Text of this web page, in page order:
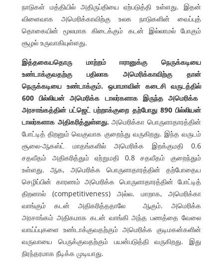
நாடுகள் மத்தியில் அதிருப்தியை ஏற்படுத்தி உள்ளது. இதன்
விளைவாக அமெரிக்காவிற்கு உலக நாடுகளின் வைப்புத்
தொகையின் மூலமாக கிடைக்கும் கடன் இல்லாமல் போகும்
சூழல் உருவாகியுள்ளது.
இத்தகையதொரு மாற்றம் ஈரானுக்கு
நெருக்கடியை
உண்டாக்குவதற்கு
பதிலாக அமெரிக்காவிற்கு
தான்
நெருக்கடியை உண்டாக்கும். ஒபாமாவின் கடைசி வருடத்தில்
600பில்லியன் அமெரிக்க டாலர்களாக இருந்த அமெரிக்க
அரசாங்கத்தின் பட்ஜெட் பற்றாக்குறை தற்போது890பில்லியன்
டாலர்களாக அதிகரித்துள்ளது. அமெரிக்கா பொருளாதாரத்தின்
போட்டித் திறனும் வெகுவாக குறைந்து வருகிறது. இந்த வருடம்
சூலை-ஆகஸ்ட் மாதங்களில் அமெரிக்க இறக்குமதி 0.6
சதவீதம் அதிகரித்தும் ஏற்றுமதி 0.8 சதவீதம் குறைந்தும்
உள்ளது. ஆக, அமெரிக்க பொருளாதாரத்தின் தற்போதைய
செழிப்பின் காரணம் அமெரிக்க பொருளாதாரத்தின் போட்டித்
திறனால் (competitiveness) அல்ல. மாறாக, அமெரிக்கா
வாங்கும் கடன் அதிகரித்ததாலே ஆகும். அமெரிக்க
அரசாங்கம் அதிகமாக கடன் வாங்கி அந்த பணத்தை வேலை
வாய்ப்புகளை உண்டாக்குவதற்கும் அமெரிக்க குடிமகன்களின்
வருவாயை பெருக்குவதற்கும் பயன்படுத்தி வருகிறது. இது
நிரந்தரமாக நீடிக்க முடியாது.